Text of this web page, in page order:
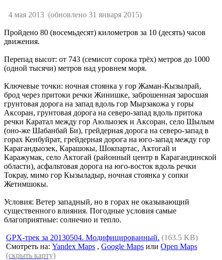
4 мая 2013(обновлено 31 января 2015)
Пройдено 80 (восемьдесят) километров за 10 (десять) часов
движения.
Перепад высот: от 743 (семисот сорока трёх) метров до 1000
(одной тысячи) метров над уровнем моря.
Ключевые точки: ночная стоянка у гор Жаман-Кызылрай,
брод через притоки речки Жинишке, заброшенная заросшая
грунтовая дорога на запад вдоль гор Мырзакожа у горы
Аксоран, грунтовая дорога на северо-запад вдоль притока
речки Каратал между гор Аюлыозек и Аксоран, село Шылым
(оно-же Шабанбай Би), грейдерная дорога на северо-запад в
горах Кенбуйрат, грейдерная дорога на юго-запад между гор
Карагандыозек, Карашокы, Шокпартас, Актогай и
Каражумак, село Актогай (районный центр в Карагандинской
области), асфальтовая дорога на юго-восток вдоль речки
Токрау, мимо гор Кызыладыр, ночная стоянка у сопки
Жетимшокы.
Условия: Ветер западный, но в горах не оказывающий
существенного влияния. Погодные условия самые
благоприятные: солнечно и тепло.
GPX-трек за 20130504. Модифицированный. (163.5 KB)
Смотреть на:Yandex Maps ,Google Maps илиOpen Maps
(скрыть карту)